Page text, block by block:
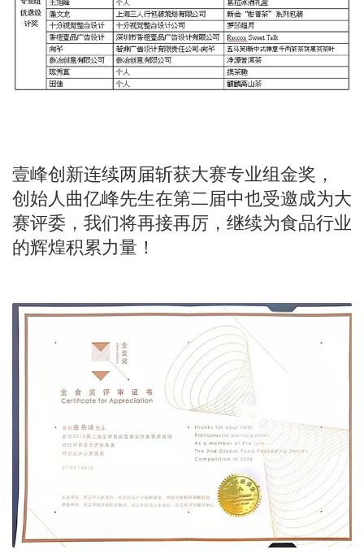
壹峰创新连续两届斩获大赛专业组金奖，
创始人曲亿峰先生在第二届中也受邀成为大
赛评委，我们将再接再厉，继续为食品行业
的辉煌积累力量！